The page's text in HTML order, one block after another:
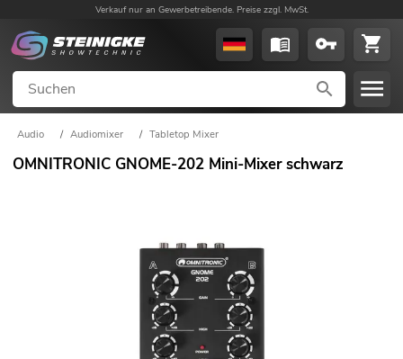
Verkauf nur an Gewerbetreibende. Preise zzgl. MwSt.
Audio / Audiomixer / Tabletop Mixer
OMNITRONIC GNOME-202 Mini-Mixer schwarz